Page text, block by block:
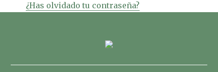
¿Has olvidado tu contraseña?